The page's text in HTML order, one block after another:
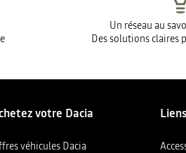
Un réseau au
Des solutions claires
votre Dacia
véhicules Dacia